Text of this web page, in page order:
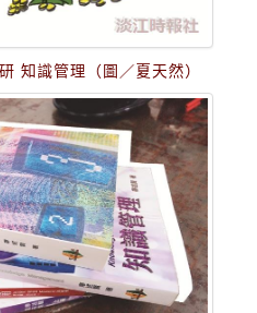
知識管理（圖／夏天然）